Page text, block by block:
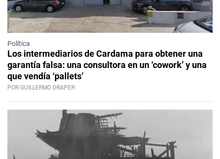
Política
Los intermediarios de Cardama para obtener una
garantía falsa: una consultora en un ‘cowork’ y una
que vendía ‘pallets’
POR GUILLERMO DRAPER